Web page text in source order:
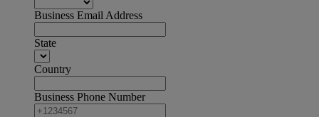
Business Email Address
State
Country
Business Phone Number